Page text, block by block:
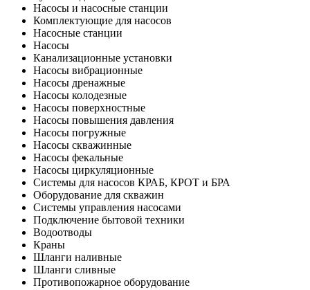
Насосы и насосные станции
Комплектующие для насосов
Насосные станции
Насосы
Канализационные установки
Насосы вибрационные
Насосы дренажные
Насосы колодезные
Насосы поверхностные
Насосы повышения давления
Насосы погружные
Насосы скважинные
Насосы фекальные
Насосы циркуляционные
Системы для насосов КРАБ, КРОТ и БРА
Оборудование для скважин
Системы управления насосами
Подключение бытовой техники
Водоотводы
Краны
Шланги наливные
Шланги сливные
Противопожарное оборудование